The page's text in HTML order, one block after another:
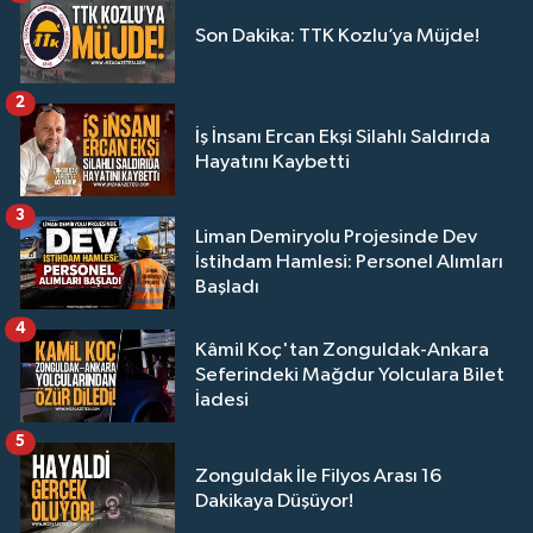
Son Dakika: TTK Kozlu’ya Müjde!
İş İnsanı Ercan Ekşi Silahlı Saldırıda
Hayatını Kaybetti
2
Liman Demiryolu Projesinde Dev
İstihdam Hamlesi: Personel Alımları
Başladı
3
Kâmil Koç'tan Zonguldak-Ankara
Seferindeki Mağdur Yolculara Bilet
İadesi
4
Zonguldak İle Filyos Arası 16
Dakikaya Düşüyor!
5